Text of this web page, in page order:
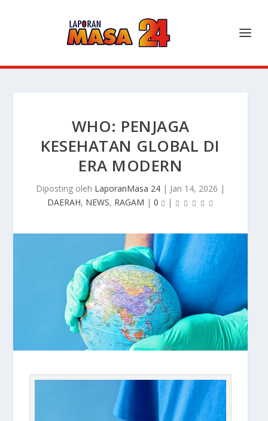
WHO: PENJAGA
KESEHATAN GLOBAL DI
ERA MODERN
Diposting oleh LaporanMasa 24 | Jan 14, 2026 |
DAERAH, NEWS, RAGAM | 0 |